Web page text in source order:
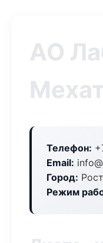
АО
Телефон:
Email:
Город:
Режим